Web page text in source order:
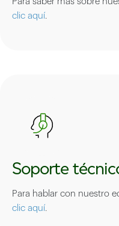
clic aquí.
Soporte
Para hablar con nuestro
clic aquí.